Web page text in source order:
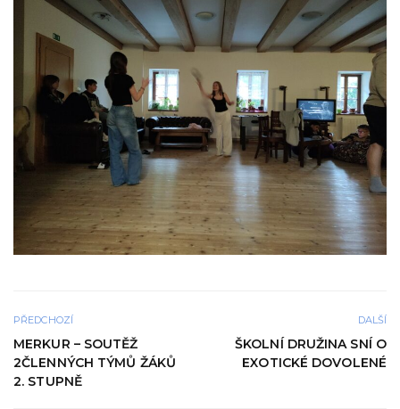
PŘEDCHOZÍ
MERKUR – SOUTĚŽ
2ČLENNÝCH TÝMŮ ŽÁKŮ
2. STUPNĚ
DALŠÍ
ŠKOLNÍ DRUŽINA SNÍ O
EXOTICKÉ DOVOLENÉ